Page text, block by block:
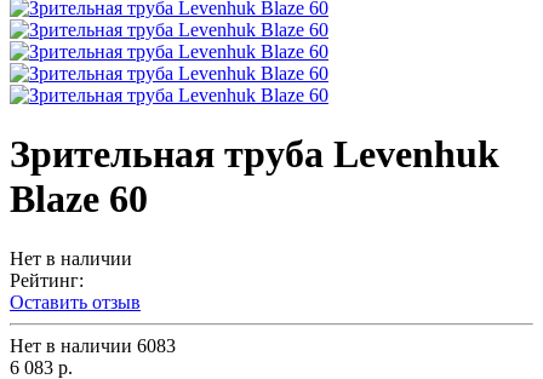
Зрительная труба Levenhuk
Blaze 60
Нет в наличии
Рейтинг:
Оставить отзыв
Нет в наличии 6083
6 083 р.